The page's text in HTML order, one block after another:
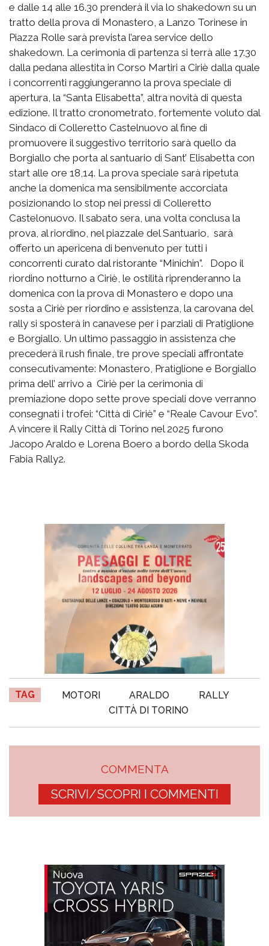
e dalle 14 alle 16.30 prenderà il via lo shakedown su un
tratto della prova di Monastero, a Lanzo Torinese in
Piazza Rolle sarà prevista l’area service dello
shakedown. La cerimonia di partenza si terrà alle 17.30
dalla pedana allestita in Corso Martiri a Ciriè dalla quale
i concorrenti raggiungeranno la prova speciale di
apertura, la “Santa Elisabetta”, altra novità di questa
edizione. Il tratto cronometrato, fortemente voluto dal
Sindaco di Colleretto Castelnuovo al fine di
promuovere il suggestivo territorio sarà quello da
Borgiallo che porta al santuario di Sant’ Elisabetta con
start alle ore 18,14. La prova speciale sarà ripetuta
anche la domenica ma sensibilmente accorciata
posizionando lo stop nei pressi di Colleretto
Castelonuovo. Il sabato sera, una volta conclusa la
prova, al riordino, nel piazzale del Santuario, sarà
offerto un apericena di benvenuto per tutti i
concorrenti curato dal ristorante “Minichin”. Dopo il
riordino notturno a Ciriè, le ostilità riprenderanno la
domenica con la prova di Monastero e dopo una
sosta a Ciriè per riordino e assistenza, la carovana del
rally si sposterà in canavese per i parziali di Pratiglione
e Borgiallo. Un ultimo passaggio in assistenza che
precederà il rush finale, tre prove speciali affrontate
consecutivamente: Monastero, Pratiglione e Borgiallo
prima dell’ arrivo a Ciriè per la cerimonia di
premiazione dopo sette prove speciali dove verranno
consegnati i trofei: “Città di Ciriè” e “Reale Cavour Evo”.
A vincere il Rally Città di Torino nel 2025 furono
Jacopo Araldo e Lorena Boero a bordo della Skoda
Fabia Rally2.
TAG MOTORI ARALDO
RALLY
CITTÀ DI TORINO
COMMENTA
SCRIVI/SCOPRI I COMMENTI